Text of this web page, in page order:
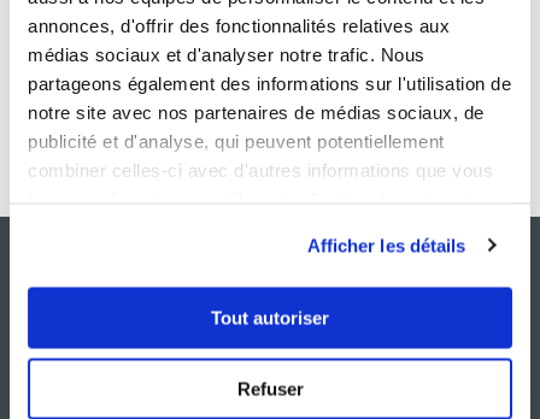
annonces, d'offrir des fonctionnalités relatives aux
médias sociaux et d'analyser notre trafic. Nous
partageons également des informations sur l'utilisation de
notre site avec nos partenaires de médias sociaux, de
publicité et d'analyse, qui peuvent potentiellement
combiner celles-ci avec d'autres informations que vous
Afficher les détails
Tout autoriser
Refuser
Envoyer